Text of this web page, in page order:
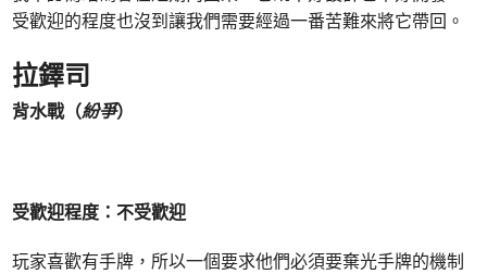
受歡迎的程度也沒到讓我們需要經過一番苦難來將它帶回。
拉鐸司
背水戰（紛爭）
受歡迎程度：不受歡迎
玩家喜歡有手牌，所以一個要求他們必須要棄光手牌的機制